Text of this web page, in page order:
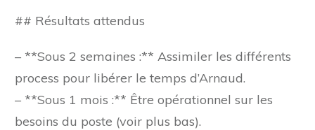
## Résultats attendus
– **Sous 2 semaines :** Assimiler les différents
process pour libérer le temps d’Arnaud.
– **Sous 1 mois :** Être opérationnel sur les
besoins du poste (voir plus bas).